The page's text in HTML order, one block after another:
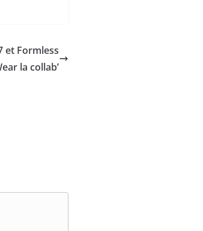
et Formless
la collab’